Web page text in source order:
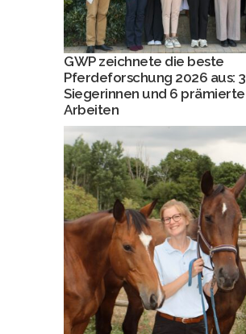
GWP zeichnete die beste
Pferdeforschung 2026 aus: 3
Siegerinnen und 6 prämierte
Arbeiten